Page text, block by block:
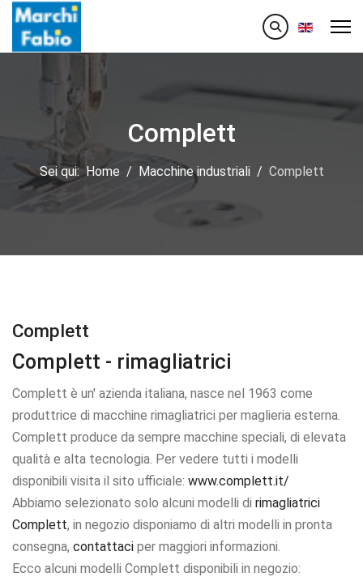
Seleziona
Complett
Sei qui:Home Macchine industriali Complett
Complett
Complett - rimagliatrici
Complett è un' azienda italiana, nasce nel 1963 come
produttrice di macchine rimagliatrici per maglieria esterna.
Complett produce da sempre macchine speciali, di elevata
qualità e alta tecnologia. Per vedere tutti i modelli
disponibili visita il sito ufficiale: www.complett.it/
Abbiamo selezionato solo alcuni modelli di rimagliatrici
Complett, in negozio disponiamo di altri modelli in pronta
consegna, contattaci per maggiori informazioni.
Ecco alcuni modelli Complett disponibili in negozio: